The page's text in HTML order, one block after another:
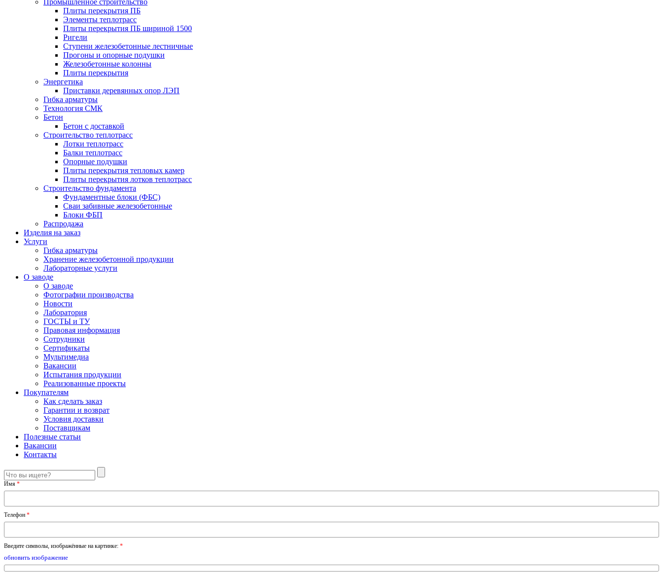
Промышленное строительство
Плиты перекрытия ПБ
Элементы теплотрасс
Плиты перекрытия ПБ шириной 1500
Ригели
Ступени железобетонные лестничные
Прогоны и опорные подушки
Железобетонные колонны
Плиты перекрытия
Энергетика
Приставки деревянных опор ЛЭП
Гибка арматуры
Технология СМК
Бетон
Бетон с доставкой
Строительство теплотрасс
Лотки теплотрасс
Балки теплотрасс
Опорные подушки
Плиты перекрытия тепловых камер
Плиты перекрытия лотков теплотрасс
Строительство фундамента
Фундаментные блоки (ФБС)
Сваи забивные железобетонные
Блоки ФБП
Распродажа
Изделия на заказ
Услуги
Гибка арматуры
Хранение железобетонной продукции
Лабораторные услуги
О заводе
О заводе
Фотографии производства
Новости
Лаборатория
ГОСТЫ и ТУ
Правовая информация
Сотрудники
Сертификаты
Мультимедиа
Вакансии
Испытания продукции
Реализованные проекты
Покупателям
Как сделать заказ
Гарантии и возврат
Условия доставки
Поставщикам
Полезные статьи
Вакансии
Контакты
Имя *
Телефон *
Введите символы, изображённые на картинке: *
обновить изображение